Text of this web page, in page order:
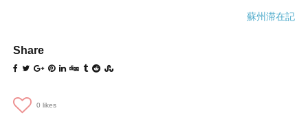
蘇州滞在記
Share
0 likes